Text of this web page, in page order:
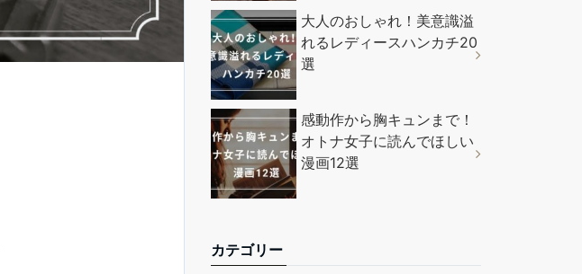
大人のおしゃれ！美意識溢
れるレディースハンカチ20
選
感動作から胸キュンまで！
オトナ女子に読んでほしい
漫画12選
カテゴリー